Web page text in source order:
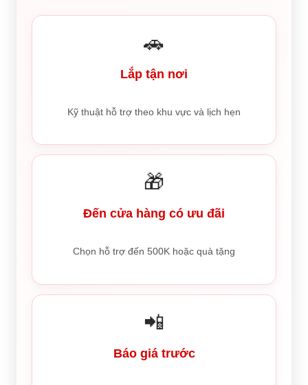
🚗
Lắp tận nơi
Kỹ thuật hỗ trợ theo khu vực và lịch hẹn
🎁
Đến cửa hàng có ưu đãi
Chọn hỗ trợ đến 500K hoặc quà tặng
📲
Báo giá trước